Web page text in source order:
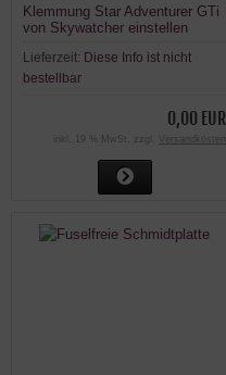
Klemmung Star Adventurer GTi
von Skywatcher einstellen
Lieferzeit: Diese Info ist nicht
bestellbar
0,00 EUR
inkl. 19 % MwSt. zzgl. Versandkosten